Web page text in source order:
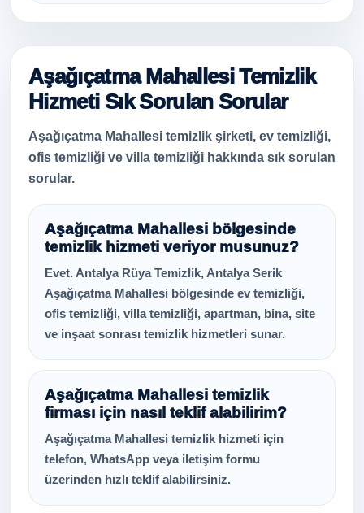
Aşağıçatma Mahallesi Temizlik
Hizmeti Sık Sorulan Sorular
Aşağıçatma Mahallesi temizlik şirketi, ev temizliği,
ofis temizliği ve villa temizliği hakkında sık sorulan
sorular.
Aşağıçatma Mahallesi bölgesinde
temizlik hizmeti veriyor musunuz?
Evet. Antalya Rüya Temizlik, Antalya Serik
Aşağıçatma Mahallesi bölgesinde ev temizliği,
ofis temizliği, villa temizliği, apartman, bina, site
ve inşaat sonrası temizlik hizmetleri sunar.
Aşağıçatma Mahallesi temizlik
firması için nasıl teklif alabilirim?
Aşağıçatma Mahallesi temizlik hizmeti için
telefon, WhatsApp veya iletişim formu
üzerinden hızlı teklif alabilirsiniz.